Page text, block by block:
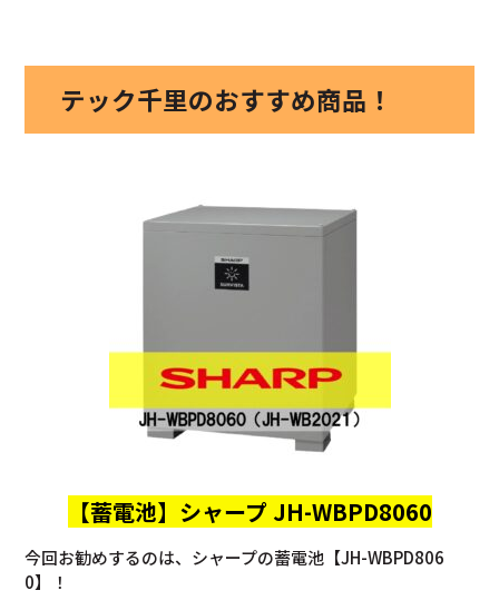
テック千里のおすすめ商品！
【蓄電池】 シャープ JH-WBPD8060
今回お勧めするのは、シャープの蓄電池【JH-WBPD806
0】！